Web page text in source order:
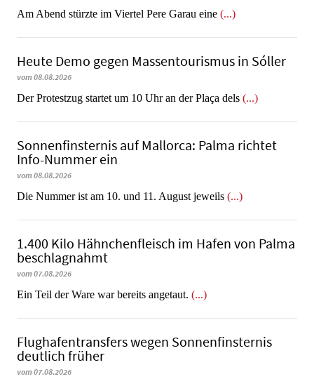
Am Abend stürzte im Viertel Pere Garau eine (...)
Heute Demo gegen Massentourismus in Sóller
vom 08.08.2026
Der Protestzug startet um 10 Uhr an der Plaça dels (...)
Sonnenfinsternis auf Mallorca: Palma richtet
Info-Nummer ein
vom 08.08.2026
Die Nummer ist am 10. und 11. August jeweils (...)
1.400 Kilo Hähnchenfleisch im Hafen von Palma
beschlagnahmt
vom 07.08.2026
​​​​​​​Ein Teil der Ware war bereits angetaut. (...)
Flughafentransfers wegen Sonnenfinsternis
deutlich früher
vom 07.08.2026